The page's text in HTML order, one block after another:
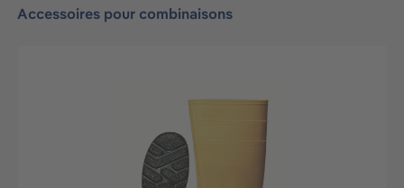
Accessoires pour combinaisons